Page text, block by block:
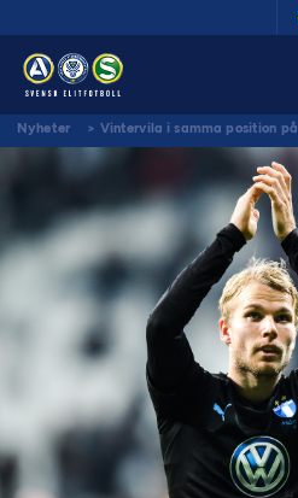
Nyheter > Vintervila i samma position